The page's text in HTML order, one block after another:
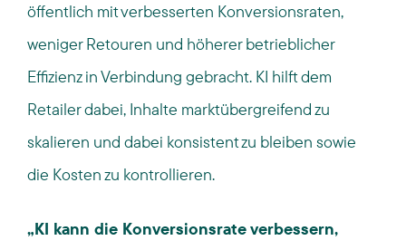
öffentlich mit verbesserten Konversionsraten,
weniger Retouren und höherer betrieblicher
Effizienz in Verbindung gebracht. KI hilft dem
Retailer dabei, Inhalte marktübergreifend zu
skalieren und dabei konsistent zu bleiben sowie
die Kosten zu kontrollieren.
„KI kann die Konversionsrate verbessern,